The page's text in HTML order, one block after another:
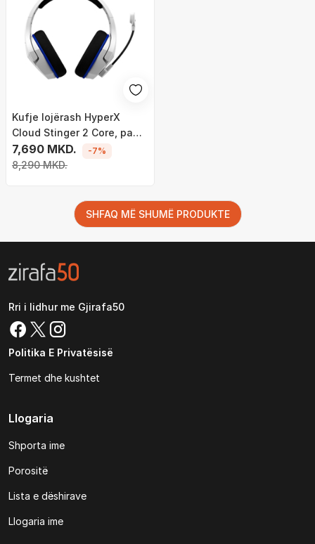
Kufje lojërash HyperX
Cloud Stinger 2 Core, pa
tela, 2.4 GHz, të bardha
7,690 MKD.
8,290 MKD.
-7%
SHFAQ MË SHUMË PRODUKTE
Rri i lidhur me Gjirafa50
Politika E Privatësisë
Termet dhe kushtet
Llogaria
Shporta ime
Porositë
Lista e dëshirave
Llogaria ime